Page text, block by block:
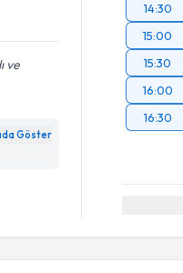
ve
Göster
14:30
15:00
15:30
16:00
16:30